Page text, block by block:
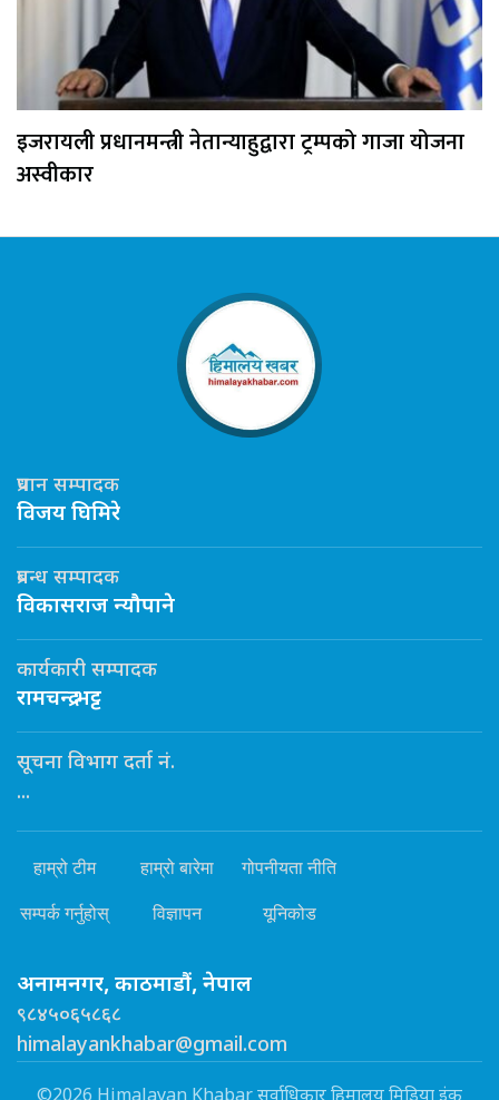
इजरायली प्रधानमन्त्री नेतान्याहुद्वारा ट्रम्पको गाजा योजना
अस्वीकार
प्रधान सम्पादक
विजय घिमिरे
प्रबन्ध सम्पादक
विकासराज न्यौपाने
कार्यकारी सम्पादक
रामचन्द्र भट्ट
सूचना विभाग दर्ता नं.
...
हाम्रो टीम हाम्रो बारेमा गोपनीयता नीति
सम्पर्क गर्नुहोस् विज्ञापन यूनिकोड
अनामनगर, काठमाडौं, नेपाल
९८४५०६५८६८
himalayankhabar@gmail.com